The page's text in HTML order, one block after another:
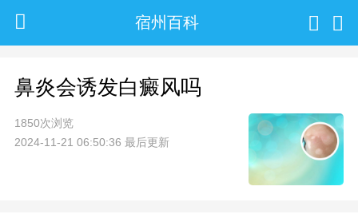
宿州百科
鼻炎会诱发白癜风吗
1850次浏览
2024-11-21 06:50:36 最后更新